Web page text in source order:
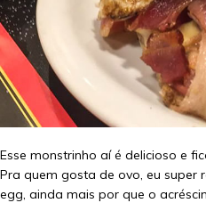
Esse monstrinho aí é delicioso e
Pra quem gosta de ovo, eu
egg, ainda mais por que o